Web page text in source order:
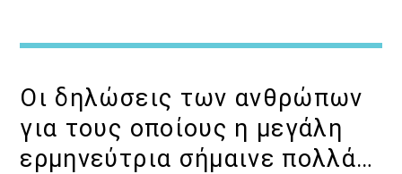
Θεμα Υγειας
10:00
14:00
Oι δηλώσεις των ανθρώπων
για τους οποίους η μεγάλη
ερμηνεύτρια σήμαινε πολλά…